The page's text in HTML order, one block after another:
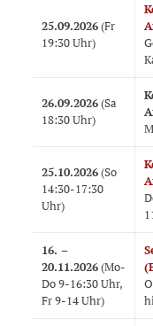
25.09.2026(Fr
19:30 Uhr)
26.09.2026(Sa
18:30 Uhr)
25.10.2026(So
14:30-17:30
Uhr)
16. –
20.11.2026(Mo-
Do 9-16:30 Uhr,
Fr 9-14 Uhr)